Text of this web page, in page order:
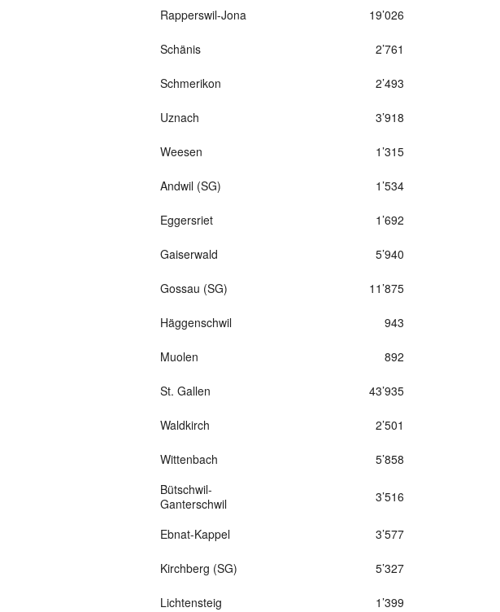
Rapperswil-Jona 19’026
Schänis 2’761
Schmerikon 2’493
Uznach 3’918
Weesen 1’315
Andwil (SG) 1’534
Eggersriet 1’692
Gaiserwald 5’940
Gossau (SG) 11’875
Häggenschwil 943
Muolen 892
St. Gallen 43’935
Waldkirch 2’501
Wittenbach 5’858
Bütschwil-
Ganterschwil
3’516
Ebnat-Kappel 3’577
Kirchberg (SG) 5’327
Lichtensteig 1’399